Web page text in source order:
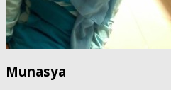
Munasya